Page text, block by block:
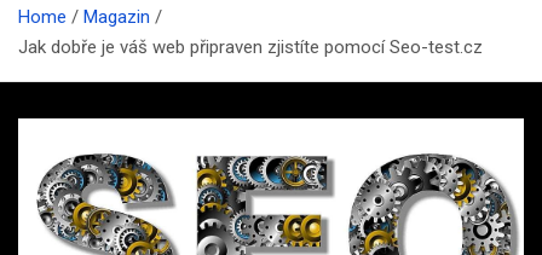
Home
Magazin
Jak dobře je váš web připraven zjistíte pomocí Seo-test.cz